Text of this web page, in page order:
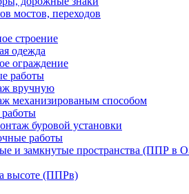
мостов, переходов
строение
одежда
ограждение
работы
вручную
механизированым способом
буровой установки
работы
и замкнутые пространства (ППР в
высоте (ППРв)